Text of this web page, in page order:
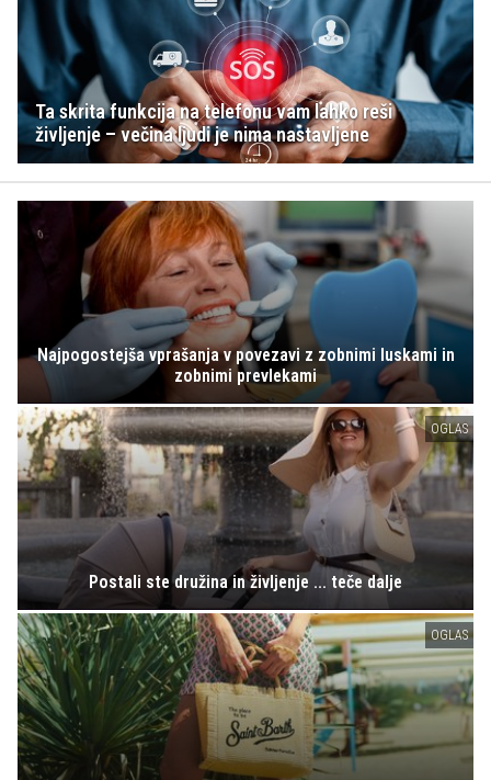
Ta skrita funkcija na telefonu vam lahko reši
življenje – večina ljudi je nima nastavljene
Najpogostejša vprašanja v povezavi z zobnimi luskami in
zobnimi prevlekami
OGLAS
Postali ste družina in življenje ... teče dalje
OGLAS